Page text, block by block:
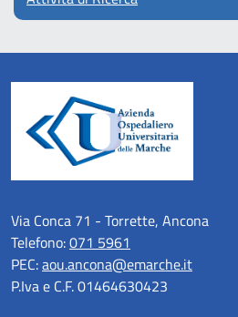
Via Conca 71 - Torrette, Ancona
Telefono:071 5961
PEC:aou.ancona@emarche.it
P.Iva e C.F. 01464630423